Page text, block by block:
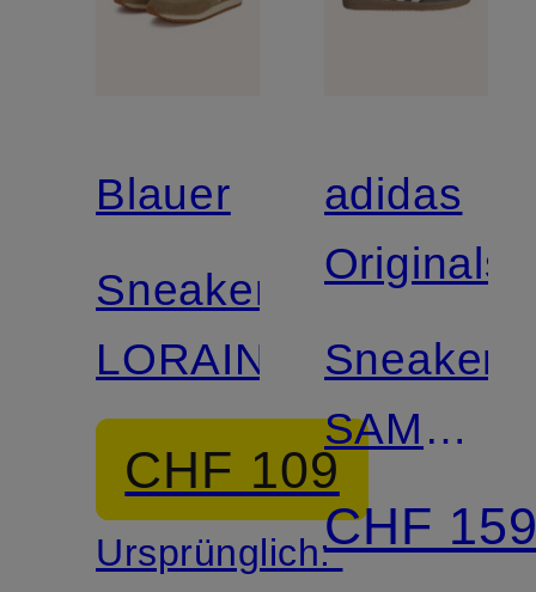
Blauer
Sneaker
LORAIN
CHF 109
Ursprünglich:
adidas
Originals
Sneaker
SAMBA
OG
CHF